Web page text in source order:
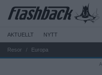
AKTUELLT NYTT
Resor Europa